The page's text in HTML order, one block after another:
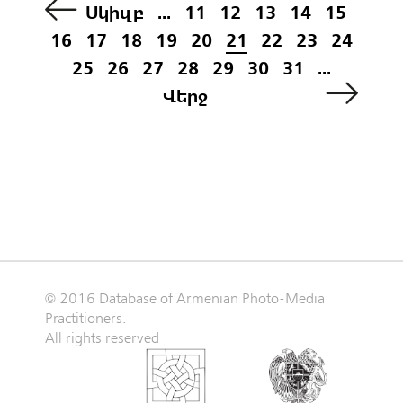
Սկիզբ ... 11 12 13 14
15
16
17 18 19 20 21 22 23
24
25
26 27 28 29 30 31
...
Վերջ
© 2016 Database of Armenian Photo-Media
Practitioners.
All rights reserved